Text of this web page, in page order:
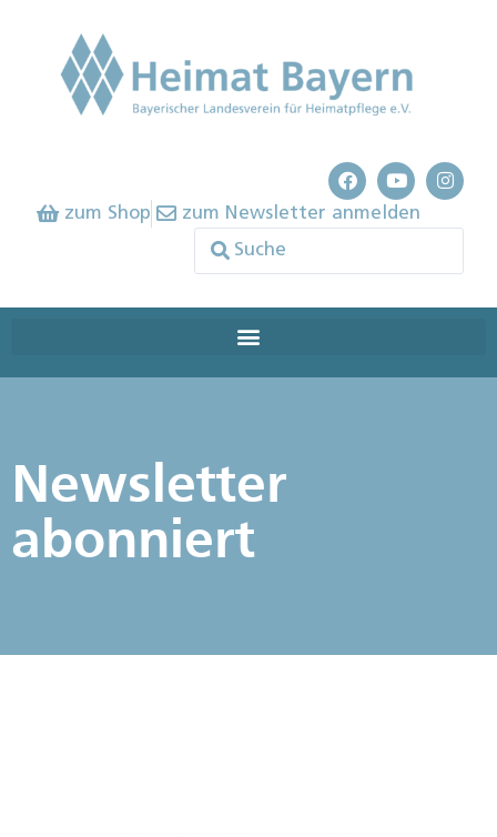
zum Shop zum Newsletter anmelden
Newsletter
abonniert